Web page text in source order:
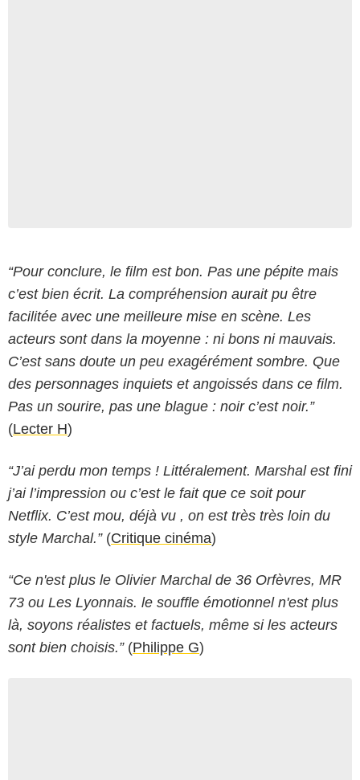
“Pour conclure, le film est bon. Pas une pépite mais
c’est bien écrit. La compréhension aurait pu être
facilitée avec une meilleure mise en scène. Les
acteurs sont dans la moyenne : ni bons ni mauvais.
C’est sans doute un peu exagérément sombre. Que
des personnages inquiets et angoissés dans ce film.
Pas un sourire, pas une blague : noir c’est noir.”
(Lecter H)
“J’ai perdu mon temps ! Littéralement. Marshal est fini
j’ai l’impression ou c’est le fait que ce soit pour
Netflix. C’est mou, déjà vu , on est très très loin du
style Marchal.” (Critique cinéma)
“Ce n'est plus le Olivier Marchal de 36 Orfèvres, MR
73 ou Les Lyonnais. le souffle émotionnel n'est plus
là, soyons réalistes et factuels, même si les acteurs
sont bien choisis.” (Philippe G)